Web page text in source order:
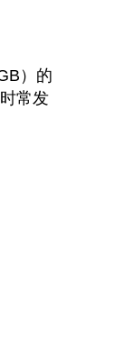
）的
常发